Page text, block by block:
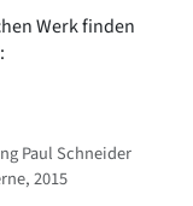
Werk finden
Paul Schneider
2015